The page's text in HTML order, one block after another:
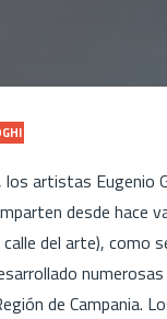
los artistas Eugenio
desde hace
calle del arte),
de Campania.